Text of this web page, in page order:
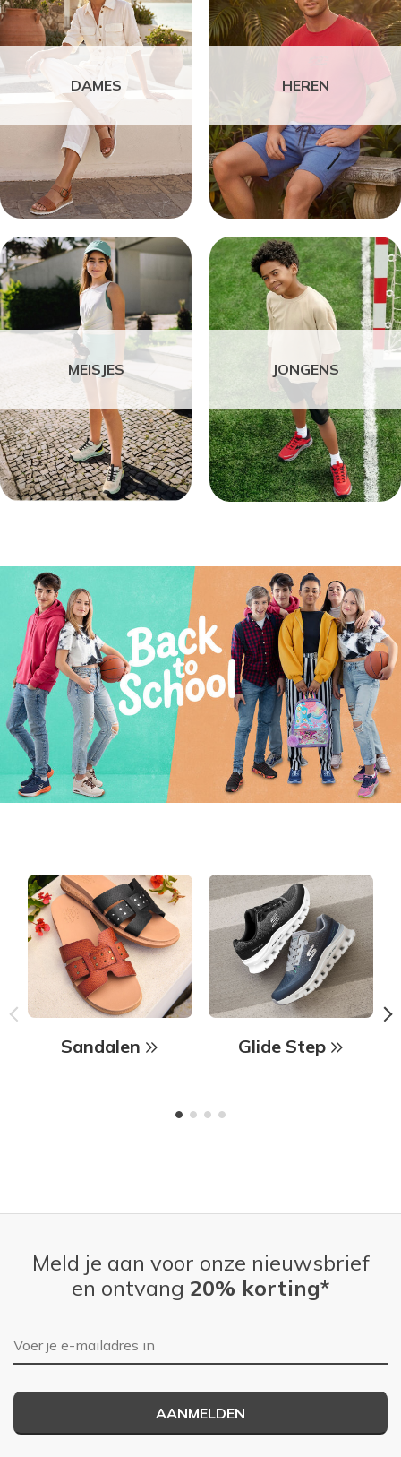
DAMES HEREN
MEISJES JONGENS
Sandalen Glide Step
Meld je aan voor onze nieuwsbrief
en ontvang 20% korting*
E-mailadres
AANMELDEN